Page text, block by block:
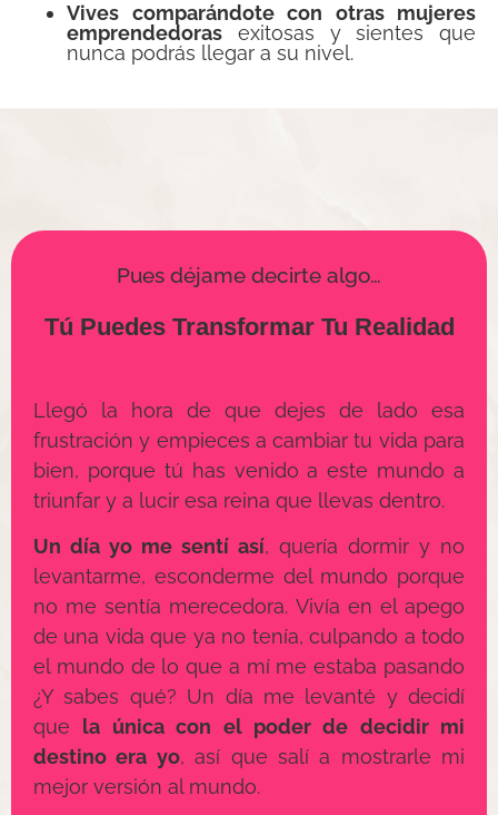
Vives comparándote con otras mujeres
emprendedoras exitosas y sientes que
nunca podrás llegar a su nivel.
Pues déjame decirte algo…
Tú Puedes Transformar Tu Realidad
Llegó la hora de que dejes de lado esa
frustración y empieces a cambiar tu vida para
bien, porque tú has venido a este mundo a
triunfar y a lucir esa reina que llevas dentro.
Un día yo me sentí así, quería dormir y no
levantarme, esconderme del mundo porque
no me sentía merecedora. Vivía en el apego
de una vida que ya no tenía, culpando a todo
el mundo de lo que a mí me estaba pasando
¿Y sabes qué? Un día me levanté y decidí
que la única con el poder de decidir mi
destino era yo, así que salí a mostrarle mi
mejor versión al mundo.